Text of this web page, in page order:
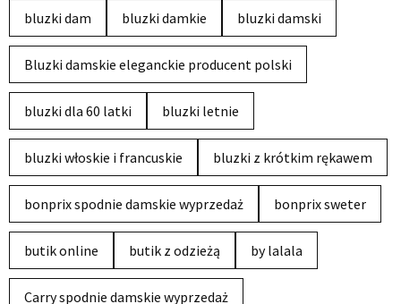
bluzki dam bluzki damkie bluzki damski
Bluzki damskie eleganckie producent polski
bluzki dla 60 latki bluzki letnie
bluzki włoskie i francuskie bluzki z krótkim rękawem
bonprix spodnie damskie wyprzedaż bonprix sweter
butik online butik z odzieżą by lalala
Carry spodnie damskie wyprzedaż